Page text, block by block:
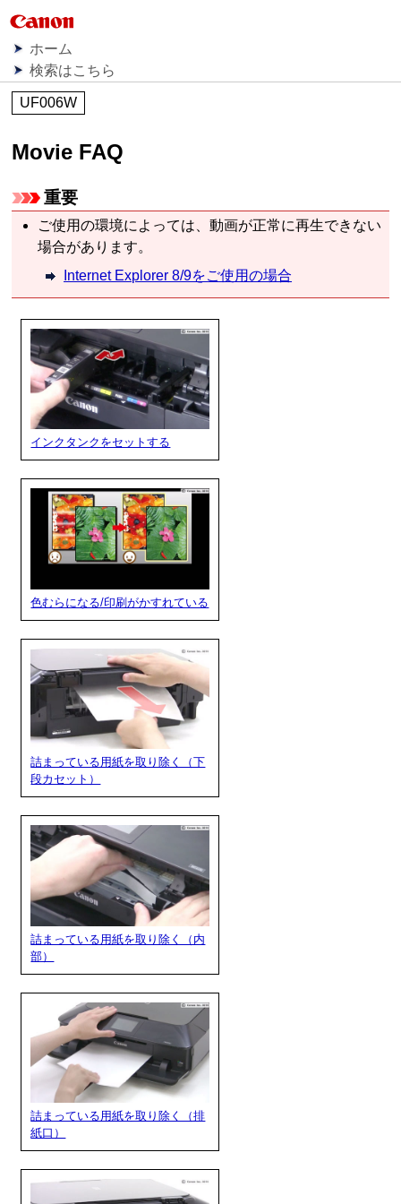
ホーム
検索はこちら
UF006W
Movie FAQ
重要
ご使用の環境によっては、動画が正常に再生できない
場合があります。
Internet Explorer 8/9をご使用の場合
インクタンクをセットする
色むらになる/印刷がかすれている
詰まっている用紙を取り除く（下
段カセット）
詰まっている用紙を取り除く（内
部）
詰まっている用紙を取り除く（排
紙口）